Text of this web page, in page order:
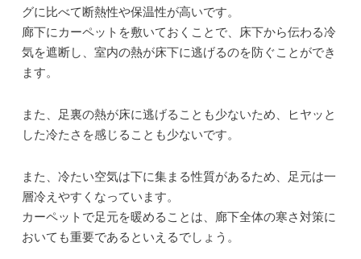
グに比べて断熱性や保温性が高いです。
廊下にカーペットを敷いておくことで、床下から伝わる冷
気を遮断し、室内の熱が床下に逃げるのを防ぐことができ
ます。
また、足裏の熱が床に逃げることも少ないため、ヒヤッと
した冷たさを感じることも少ないです。
また、冷たい空気は下に集まる性質があるため、足元は一
層冷えやすくなっています。
カーペットで足元を暖めることは、廊下全体の寒さ対策に
おいても重要であるといえるでしょう。